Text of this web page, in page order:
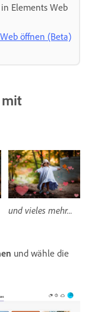
Elements Web
öffnen (Beta)
mit
und vieles mehr...
und wähle die